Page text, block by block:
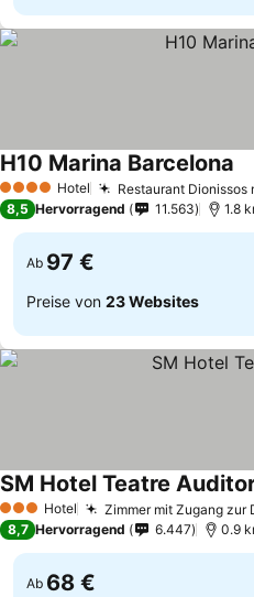
4 Sterne Hotel Restaurant
H10 Marina Barcelona
8,5 Hervorragend 11.563 1.8
Ab 97 €
Preise von 23 Websites
3 SterneHotel Zimmer mit Zugang zur
SM Hotel Teatre
8,7 Hervorragend 6.447 0.9
Ab 68 €